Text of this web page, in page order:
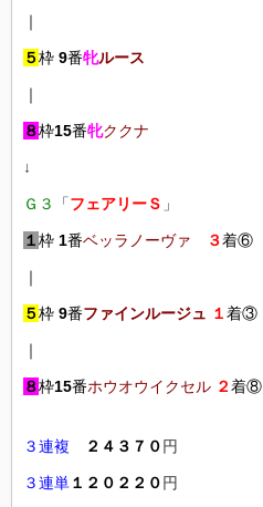
｜
５枠 9番牝ルース
｜
８枠15番牝ククナ
↓
Ｇ３ 「フェアリーＳ 」
１枠 1番ベッラノーヴァ ３着⑥
｜
５枠 9番ファインルージュ １着③
｜
８枠15番ホウオウイクセル ２着⑧
３連複 ２４３７０円
３連単１２０２２０円